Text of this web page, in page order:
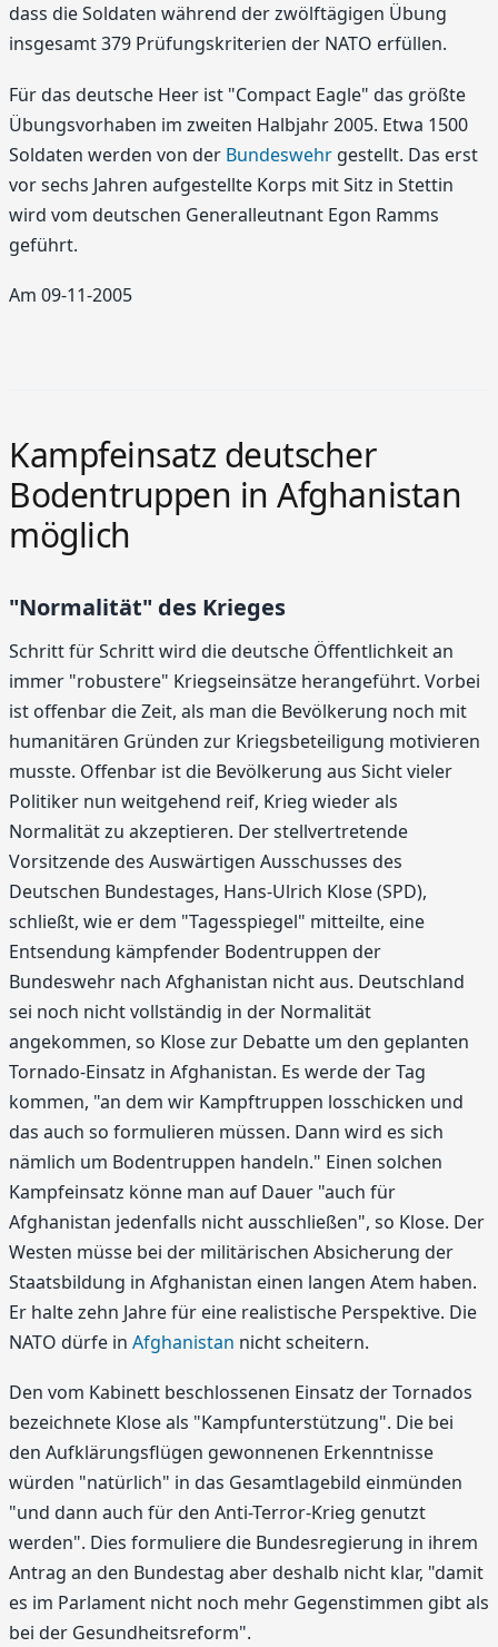
dass die Soldaten während der zwölftägigen Übung
insgesamt 379 Prüfungskriterien der NATO erfüllen.
Für das deutsche Heer ist "Compact Eagle" das größte
Übungsvorhaben im zweiten Halbjahr 2005. Etwa 1500
Soldaten werden von der Bundeswehr gestellt. Das erst
vor sechs Jahren aufgestellte Korps mit Sitz in Stettin
wird vom deutschen Generalleutnant Egon Ramms
geführt.
Am 09-11-2005
Kampfeinsatz deutscher
Bodentruppen in Afghanistan
möglich
"Normalität" des Krieges
Schritt für Schritt wird die deutsche Öffentlichkeit an
immer "robustere" Kriegseinsätze herangeführt. Vorbei
ist offenbar die Zeit, als man die Bevölkerung noch mit
humanitären Gründen zur Kriegsbeteiligung motivieren
musste. Offenbar ist die Bevölkerung aus Sicht vieler
Politiker nun weitgehend reif, Krieg wieder als
Normalität zu akzeptieren. Der stellvertretende
Vorsitzende des Auswärtigen Ausschusses des
Deutschen Bundestages, Hans-Ulrich Klose (SPD),
schließt, wie er dem "Tagesspiegel" mitteilte, eine
Entsendung kämpfender Bodentruppen der
Bundeswehr nach Afghanistan nicht aus. Deutschland
sei noch nicht vollständig in der Normalität
angekommen, so Klose zur Debatte um den geplanten
Tornado-Einsatz in Afghanistan. Es werde der Tag
kommen, "an dem wir Kampftruppen losschicken und
das auch so formulieren müssen. Dann wird es sich
nämlich um Bodentruppen handeln." Einen solchen
Kampfeinsatz könne man auf Dauer "auch für
Afghanistan jedenfalls nicht ausschließen", so Klose. Der
Westen müsse bei der militärischen Absicherung der
Staatsbildung in Afghanistan einen langen Atem haben.
Er halte zehn Jahre für eine realistische Perspektive. Die
NATO dürfe in Afghanistan nicht scheitern.
Den vom Kabinett beschlossenen Einsatz der Tornados
bezeichnete Klose als "Kampfunterstützung". Die bei
den Aufklärungsflügen gewonnenen Erkenntnisse
würden "natürlich" in das Gesamtlagebild einmünden
"und dann auch für den Anti-Terror-Krieg genutzt
werden". Dies formuliere die Bundesregierung in ihrem
Antrag an den Bundestag aber deshalb nicht klar, "damit
es im Parlament nicht noch mehr Gegenstimmen gibt als
bei der Gesundheitsreform".